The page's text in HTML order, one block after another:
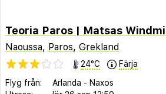
Teoria Paros | Matsas Windmill
Naoussa, Paros, Grekland
24°C
Färja
Flyg från:
Arlanda - Naxos